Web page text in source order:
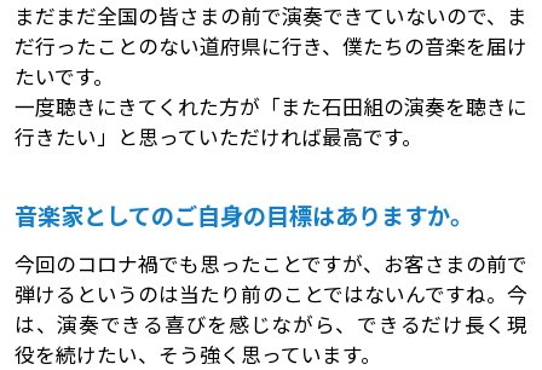
まだまだ全国の皆さまの前で演奏できていないので、ま
だ行ったことのない道府県に行き、僕たちの音楽を届け
たいです。
一度聴きにきてくれた方が「また石田組の演奏を聴きに
行きたい」と思っていただければ最高です。
音楽家としてのご自身の目標はありますか。
今回のコロナ禍でも思ったことですが、お客さまの前で
弾けるというのは当たり前のことではないんですね。今
は、演奏できる喜びを感じながら、できるだけ長く現
役を続けたい、そう強く思っています。